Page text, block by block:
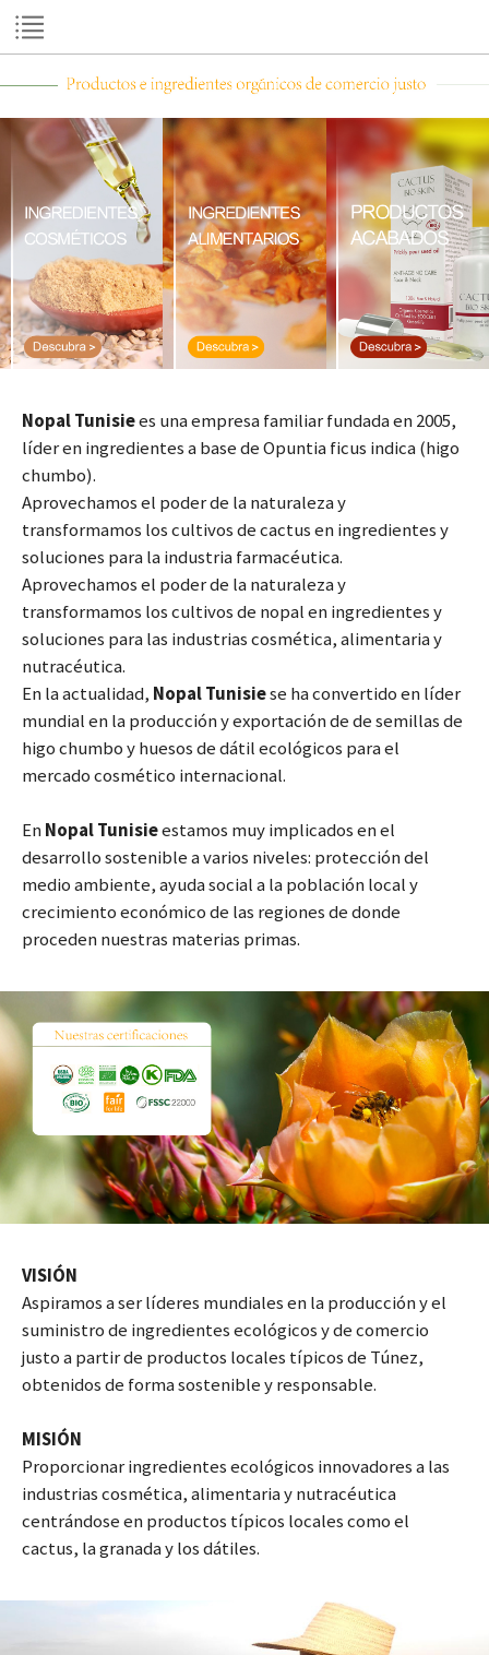
Nopal Tunisiees una empresa familiar fundada en 2005,
líder en ingredientes a base de Opuntia ficus indica (higo
chumbo).
Aprovechamos el poder de la naturaleza y
transformamos los cultivos de cactus en ingredientes y
soluciones para la industria farmacéutica.
Aprovechamos el poder de la naturaleza y
transformamos los cultivos de nopal en ingredientes y
soluciones para las industrias cosmética, alimentaria y
nutracéutica.
En la actualidad, Nopal Tunisiese ha convertido en líder
mundial en la producción y exportación de de semillas de
higo chumbo y huesos de dátil ecológicos para el
mercado cosmético internacional.
EnNopal Tunisieestamos muy implicados en el
desarrollo sostenible a varios niveles: protección del
medio ambiente, ayuda social a la población local y
crecimiento económico de las regiones de donde
proceden nuestras materias primas.
VISIÓN
Aspiramos a ser líderes mundiales en la producción y el
suministro de ingredientes ecológicos y de comercio
justo a partir de productos locales típicos de Túnez,
obtenidos de forma sostenible y responsable.
MISIÓN
Proporcionar ingredientes ecológicos innovadores a las
industrias cosmética, alimentaria y nutracéutica
centrándose en productos típicos locales como el
cactus, la granada y los dátiles.